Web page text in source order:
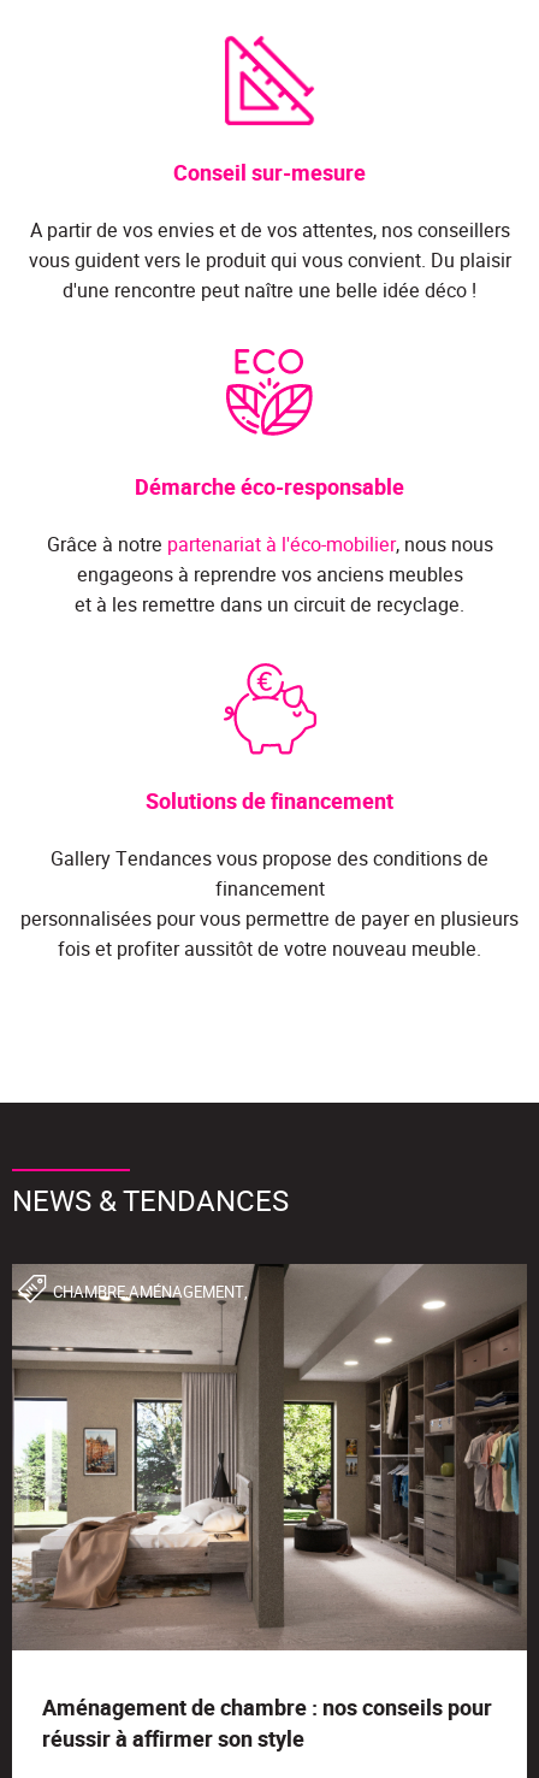
Conseil sur-mesure
A partir de vos envies et de vos attentes, nos conseillers
vous guident vers le produit qui vous convient. Du plaisir
d'une rencontre peut naître une belle idée déco !
Démarche éco-responsable
Grâce à notre partenariat à l'éco-mobilier, nous nous
engageons à reprendre vos anciens meubles
et à les remettre dans un circuit de recyclage.
Solutions de financement
Gallery Tendances vous propose des conditions de
financement
personnalisées pour vous permettre de payer en plusieurs
fois et profiter aussitôt de votre nouveau meuble.
NEWS & TENDANCES
CHAMBRE,AMÉNAGEMENT,
Aménagement de chambre : nos conseils pour
réussir à affirmer son style